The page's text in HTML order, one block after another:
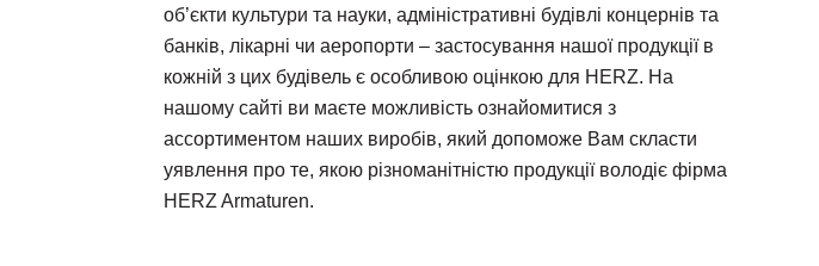
об’єкти культури та науки, адміністративні будівлі концернів та
банків, лікарні чи аеропорти – застосування нашої продукції в
кожній з цих будівель є особливою оцінкою для HERZ. На
нашому сайті ви маєте можливість ознайомитися з
ассортиментом наших виробів, який допоможе Вам скласти
уявлення про те, якою різноманітністю продукції володіє фірма
HERZ Armaturen.